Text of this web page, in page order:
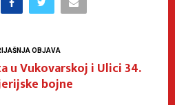
OBJAVA
u Vukovarskoj i Ulici 34.
bojne